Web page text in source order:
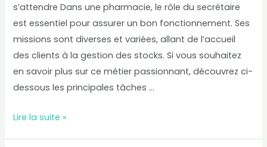
s’attendre Dans une pharmacie, le rôle du secrétaire
est essentiel pour assurer un bon fonctionnement. Ses
missions sont diverses et variées, allant de l’accueil
des clients à la gestion des stocks. Si vous souhaitez
en savoir plus sur ce métier passionnant, découvrez ci-
dessous les principales tâches …
Lire la suite »